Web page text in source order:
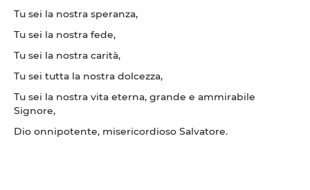
Tu sei la nostra speranza,
Tu sei la nostra fede,
Tu sei la nostra carità,
Tu sei tutta la nostra dolcezza,
Tu sei la nostra vita eterna, grande e ammirabile
Signore,
Dio onnipotente, misericordioso Salvatore.